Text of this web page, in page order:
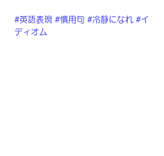
#英語表現 #慣用句 #冷静になれ #イ
ディオム